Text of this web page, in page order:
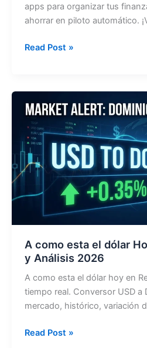
apps para organizar tus
ahorrar en piloto automático.
10
organizar
tus
finanzas
personales
gratis
Read Post »
A como esta el dólar
y Análisis 2026
A como esta el dólar hoy en
tiempo real. Conversor USD a
mercado, histórico, variación
A
Read Post »